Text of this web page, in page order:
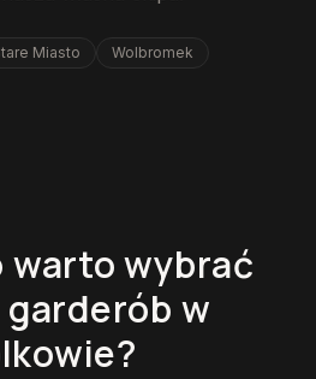
Miasto Wolbromek
warto wybrać
garderób w